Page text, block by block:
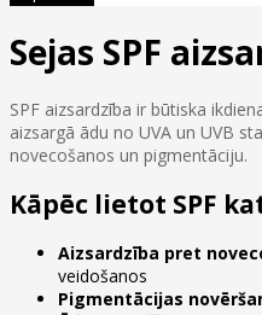
Sejas SPF
SPF aizsardzība ir būtiska
aizsargā ādu no UVA un UVB
novecošanos un pigmentāciju.
Kāpēc lietot SPF
Aizsardzība pret
veidošanos
Pigmentācijas